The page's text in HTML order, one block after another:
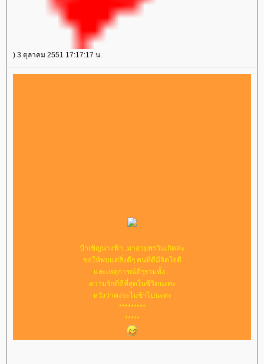
) 3 ตุลาคม 2551 17:17:17 น.
ป้าเชิญนางฟ้า..มาอวยพรวันเกิดค่ะ
ขอให้พบแต่สิ่งดีๆ คนที่ดีมีจิตใจดี
ละเหตุการณ์ดีๆรวมทั้ง...
ความรักที่ดีที่สุดในชีวิตนะคะ
หวังว่าคงจะไม่ช้าไปนะคะ
*********
*****